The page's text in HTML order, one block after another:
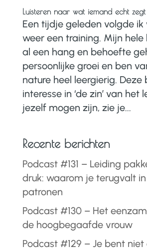
Luisteren naar wat iemand echt zegt
Een tijdje geleden volgde
weer een training. Mijn hele
al een hang en behoefte
persoonlijke groei en ben
nature heel leergierig. Deze
interesse in ‘de zin’ van het
jezelf mogen zijn, zie je...
Recente berichten
Podcast #131 – Leiding
druk: waarom je terugvalt
patronen
Podcast #130 – Het
de hoogbegaafde vrouw
Podcast #129 – Je bent